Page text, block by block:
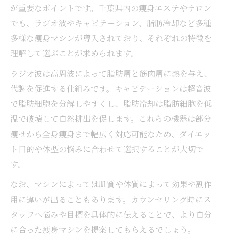
が重要なポイントです。千葉県内の痩身エステやサロン
でも、ラジオ波やキャビテーション、脂肪冷却など多種
多様な痩身マシンが導入されており、それぞれの特徴を
理解して選ぶことが求められます。
ラジオ波は高周波によって脂肪層と筋肉層に熱を与え、
代謝を促進する仕組みです。キャビテーションは超音波
で脂肪細胞を分解しやすくし、脂肪冷却は脂肪細胞を低
温で破壊して自然排出を促します。これらの機器は部分
痩せから全身痩身まで幅広く対応可能なため、ダイエッ
ト目的や体型の悩みに合わせて選択することが大切で
す。
なお、マシンによっては肌質や体質によって効果や副作
用に違いが出ることもあります。カウンセリング時にス
タッフへ悩みや目標を具体的に伝えることで、より自分
に合った痩身マシンを提案してもらえるでしょう。